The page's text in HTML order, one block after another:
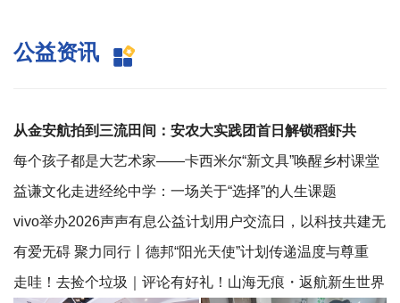
公益资讯
从金安航拍到三流田间：安农大实践团首日解锁稻虾共
养“活样本”
每个孩子都是大艺术家——卡西米尔“新文具”唤醒乡村课堂
的创意之光
益谦文化走进经纶中学：一场关于“选择”的人生课题
vivo举办2026声声有息公益计划用户交流日，以科技共建无
障碍生态
有爱无碍 聚力同行丨德邦“阳光天使”计划传递温度与尊重
走哇！去捡个垃圾｜评论有好礼！山海无痕・返航新生世界